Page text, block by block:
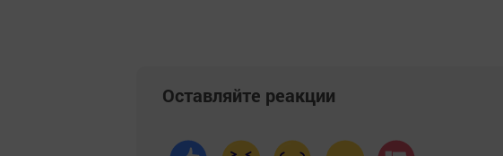
Оставляйте реакции